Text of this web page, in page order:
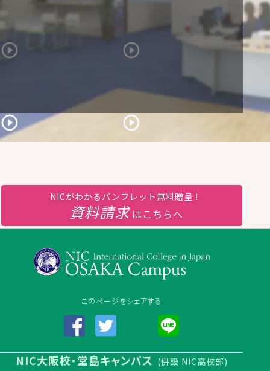
NICがわかるパンフレット無料贈呈！
資料請求はこちらへ
このページをシェアする
NIC大阪校・堂島キャンパス (併設 NIC高校部)